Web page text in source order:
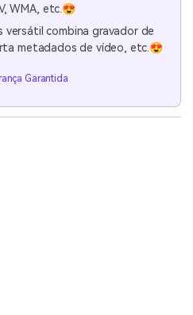
WMA, etc.😍
versátil combina gravador de
metadados de vídeo, etc.😍
Garantida